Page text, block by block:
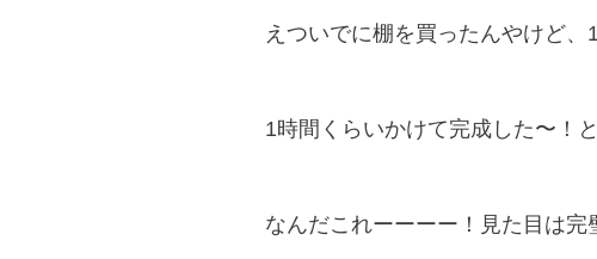
えついでに棚を買ったんやけど
1時間くらいかけて完成した〜！
なんだこれーーーー！見た目は